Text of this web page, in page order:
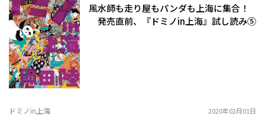
風水師も走り屋もパンダも上海に集合！
発売直前、『ドミノin上海』試し読み⑤
ドミノin上海 2020年02月01日